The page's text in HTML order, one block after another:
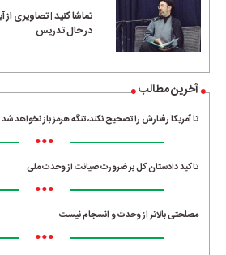
تماشا کنید | تصاویری
در حال تدریس
آخرین مطالب
تا آمریکا رفتارش را تصحیح نکند، تنگه هرمز باز نخواهد شد
•••
تاکید دادستان کل بر ضرورت صیانت از وحدت ملی
•••
مصلحتی بالاتر از وحدت و انسجام نیست
•••